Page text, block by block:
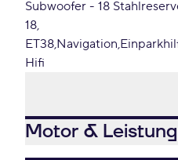
Subwoofer - 18
18
ET38 Navigation
Hifi
Motor & Leistung